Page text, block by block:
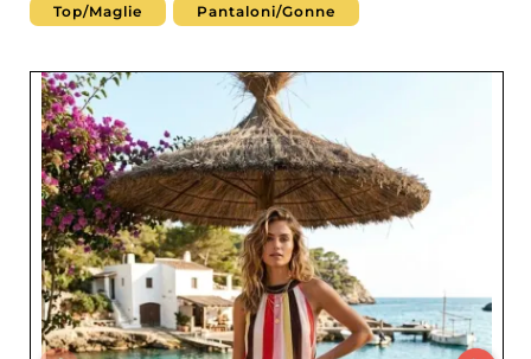
Top/Maglie Pantaloni/Gonne